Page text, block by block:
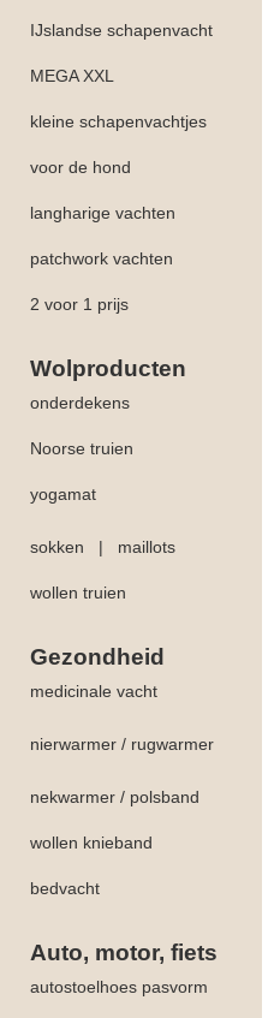
IJslandse schapenvacht
MEGA XXL
kleine schapenvachtjes
voor de hond
langharige vachten
patchwork vachten
2 voor 1 prijs
Wolproducten
onderdekens
Noorse truien
yogamat
sokken | maillots
wollen truien
Gezondheid
medicinale vacht
nierwarmer / rugwarmer
nekwarmer / polsband
wollen knieband
bedvacht
Auto, motor, fiets
autostoelhoes pasvorm